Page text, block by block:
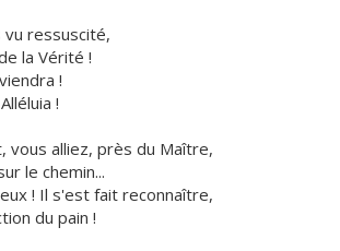
vu ressuscité,
la Vérité !
!
!
vous alliez, près du Maître,
le chemin...
! Il s'est fait reconnaître,
du pain !